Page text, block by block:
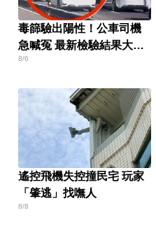
毒篩驗出陽性！公車司機
急喊冤 最新檢驗結果大逆
轉
8/6
遙控飛機失控撞民宅 玩家
「肇逃」找嘸人
8/8